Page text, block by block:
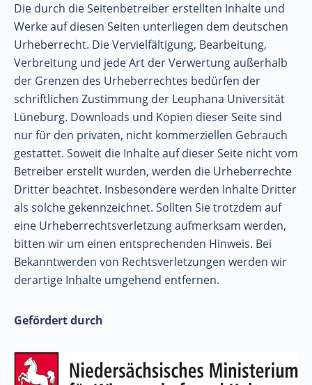
Die durch die Seitenbetreiber erstellten Inhalte und
Werke auf diesen Seiten unterliegen dem deutschen
Urheberrecht. Die Vervielfältigung, Bearbeitung,
Verbreitung und jede Art der Verwertung außerhalb
der Grenzen des Urheberrechtes bedürfen der
schriftlichen Zustimmung der Leuphana Universität
Lüneburg. Downloads und Kopien dieser Seite sind
nur für den privaten, nicht kommerziellen Gebrauch
gestattet. Soweit die Inhalte auf dieser Seite nicht vom
Betreiber erstellt wurden, werden die Urheberrechte
Dritter beachtet. Insbesondere werden Inhalte Dritter
als solche gekennzeichnet. Sollten Sie trotzdem auf
eine Urheberrechtsverletzung aufmerksam werden,
bitten wir um einen entsprechenden Hinweis. Bei
Bekanntwerden von Rechtsverletzungen werden wir
derartige Inhalte umgehend entfernen.
Gefördert durch